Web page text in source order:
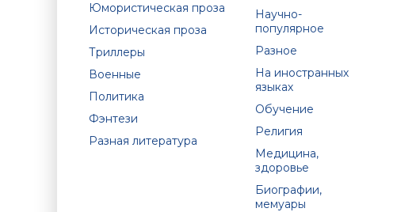
Юмористическая проза
Историческая проза
Триллеры
Военные
Политика
Фэнтези
Разная литература
Научно-
популярное
Разное
На иностранных
языках
Обучение
Религия
Медицина,
здоровье
Биографии,
мемуары